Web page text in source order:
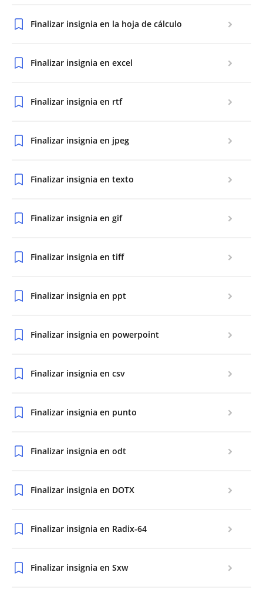
Finalizar insignia en la hoja de cálculo
Finalizar insignia en excel
Finalizar insignia en rtf
Finalizar insignia en jpeg
Finalizar insignia en texto
Finalizar insignia en gif
Finalizar insignia en tiff
Finalizar insignia en ppt
Finalizar insignia en powerpoint
Finalizar insignia en csv
Finalizar insignia en punto
Finalizar insignia en odt
Finalizar insignia en DOTX
Finalizar insignia en Radix-64
Finalizar insignia en Sxw